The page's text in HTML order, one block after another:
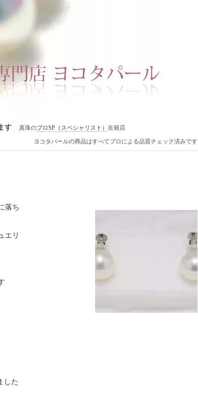
す 真珠のプロSP（スペシャリスト） 在籍店
ヨコタパールの商品はすべてプロによる品質チェック済みです
落ち
エリ
した